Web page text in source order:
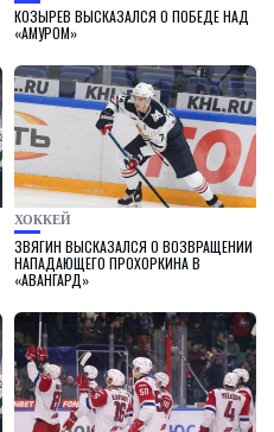
КОЗЫРЕВ ВЫСКАЗАЛСЯ О ПОБЕДЕ НАД
«АМУРОМ»
ХОККЕЙ
ЗВЯГИН ВЫСКАЗАЛСЯ О ВОЗВРАЩЕНИИ
НАПАДАЮЩЕГО ПРОХОРКИНА В
«АВАНГАРД»